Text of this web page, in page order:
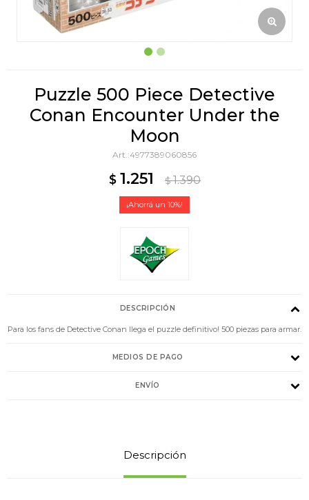
Puzzle 500 Piece Detective
Conan Encounter Under the
Moon
4977389060856
$ 1.251 $ 1.390
10
DESCRIPCIÓN
Para los fans de Detective Conan llega el puzzle definitivo! 500 piezas para armar.
MEDIOS DE PAGO
ENVÍO
Descripción